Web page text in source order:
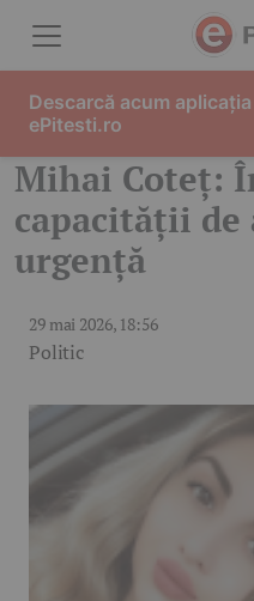
Mihai Coteț:
capacității de
urgență
29 mai 2026, 18:56
Politic
Descarcă acum
ePitesti.ro